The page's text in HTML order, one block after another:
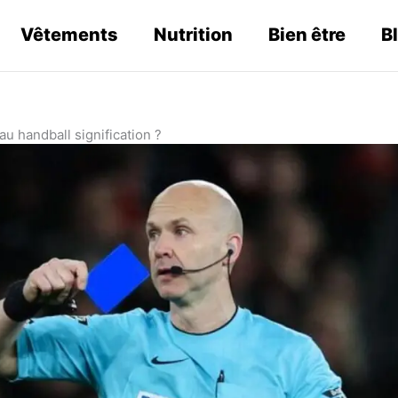
Vêtements Nutrition Bien être
handball signification ?